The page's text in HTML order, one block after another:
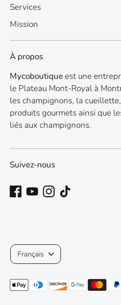
Services
Mission
À propos
Mycoboutiqueest une
le Plateau Mont-Royal à
les champignons, la
produits gourmets ainsi que
liés aux champignons.
Suivez-nous
Langue
Français
Méthodes